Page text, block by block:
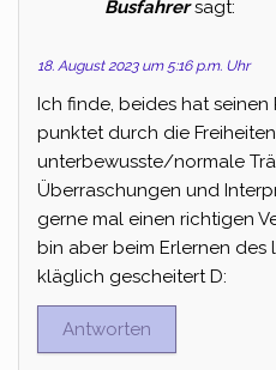
Busfahrer sagt:
18. August 2023 um 5:16 p.m. Uhr
Ich finde, beides hat seinen
punktet durch die
unterbewusste/normale
Überraschungen und
gerne mal einen richtigen
bin aber beim Erlernen des
kläglich gescheitert D:
Antworten